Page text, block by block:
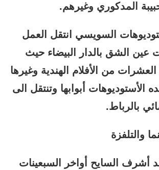
المدكوري وغيرهم.
السويسي انتقل العمل
عين الشق بالدار البيضاء حيث
من الأفلام الهندية وغيرها
الأستوديوهات أبوابها وتنتقل الى
بالرباط.
والتلفزة
أشرف السايح أواخر السبعينات